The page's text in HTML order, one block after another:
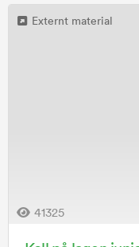
Externt material
41325